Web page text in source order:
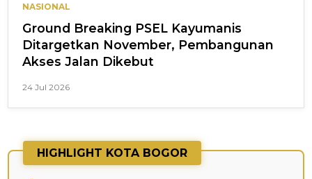
NASIONAL
Ground Breaking PSEL Kayumanis
Ditargetkan November, Pembangunan
Akses Jalan Dikebut
24 Jul 2026
HIGHLIGHT KOTA BOGOR